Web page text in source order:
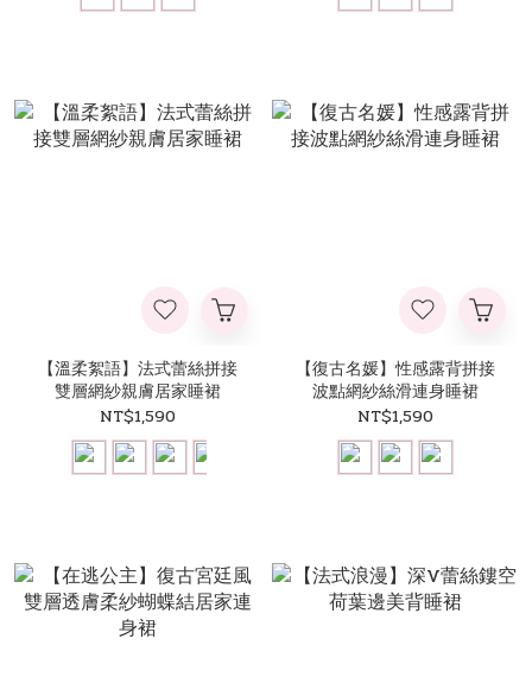
【溫柔絮語】法式蕾絲拼接
雙層網紗親膚居家睡裙
NT$1,590
【復古名媛】性感露背拼接
波點網紗絲滑連身睡裙
NT$1,590